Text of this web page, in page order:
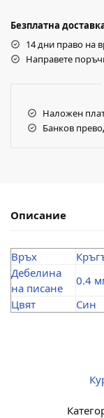
Безплатна
14 дни право на
Направете
Наложен
Банков
Описание
Връх
Дебелина
на писане
0.4
Цвят
Син